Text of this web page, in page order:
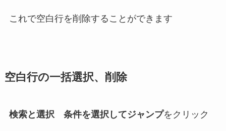
これで空白行を削除することができます
空白行の一括選択、削除
検索と選択 条件を選択してジャンプをクリック